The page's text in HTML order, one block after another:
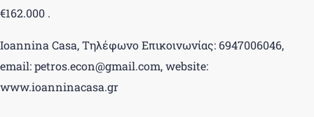
€162.000 .
Ioannina Casa, Τηλέφωνο Επικοινωνίας: 6947006046,
email: petros.econ@gmail.com, website:
www.ioanninacasa.gr